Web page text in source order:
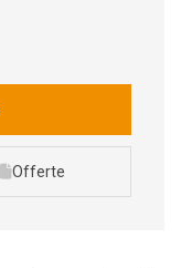
Offerte